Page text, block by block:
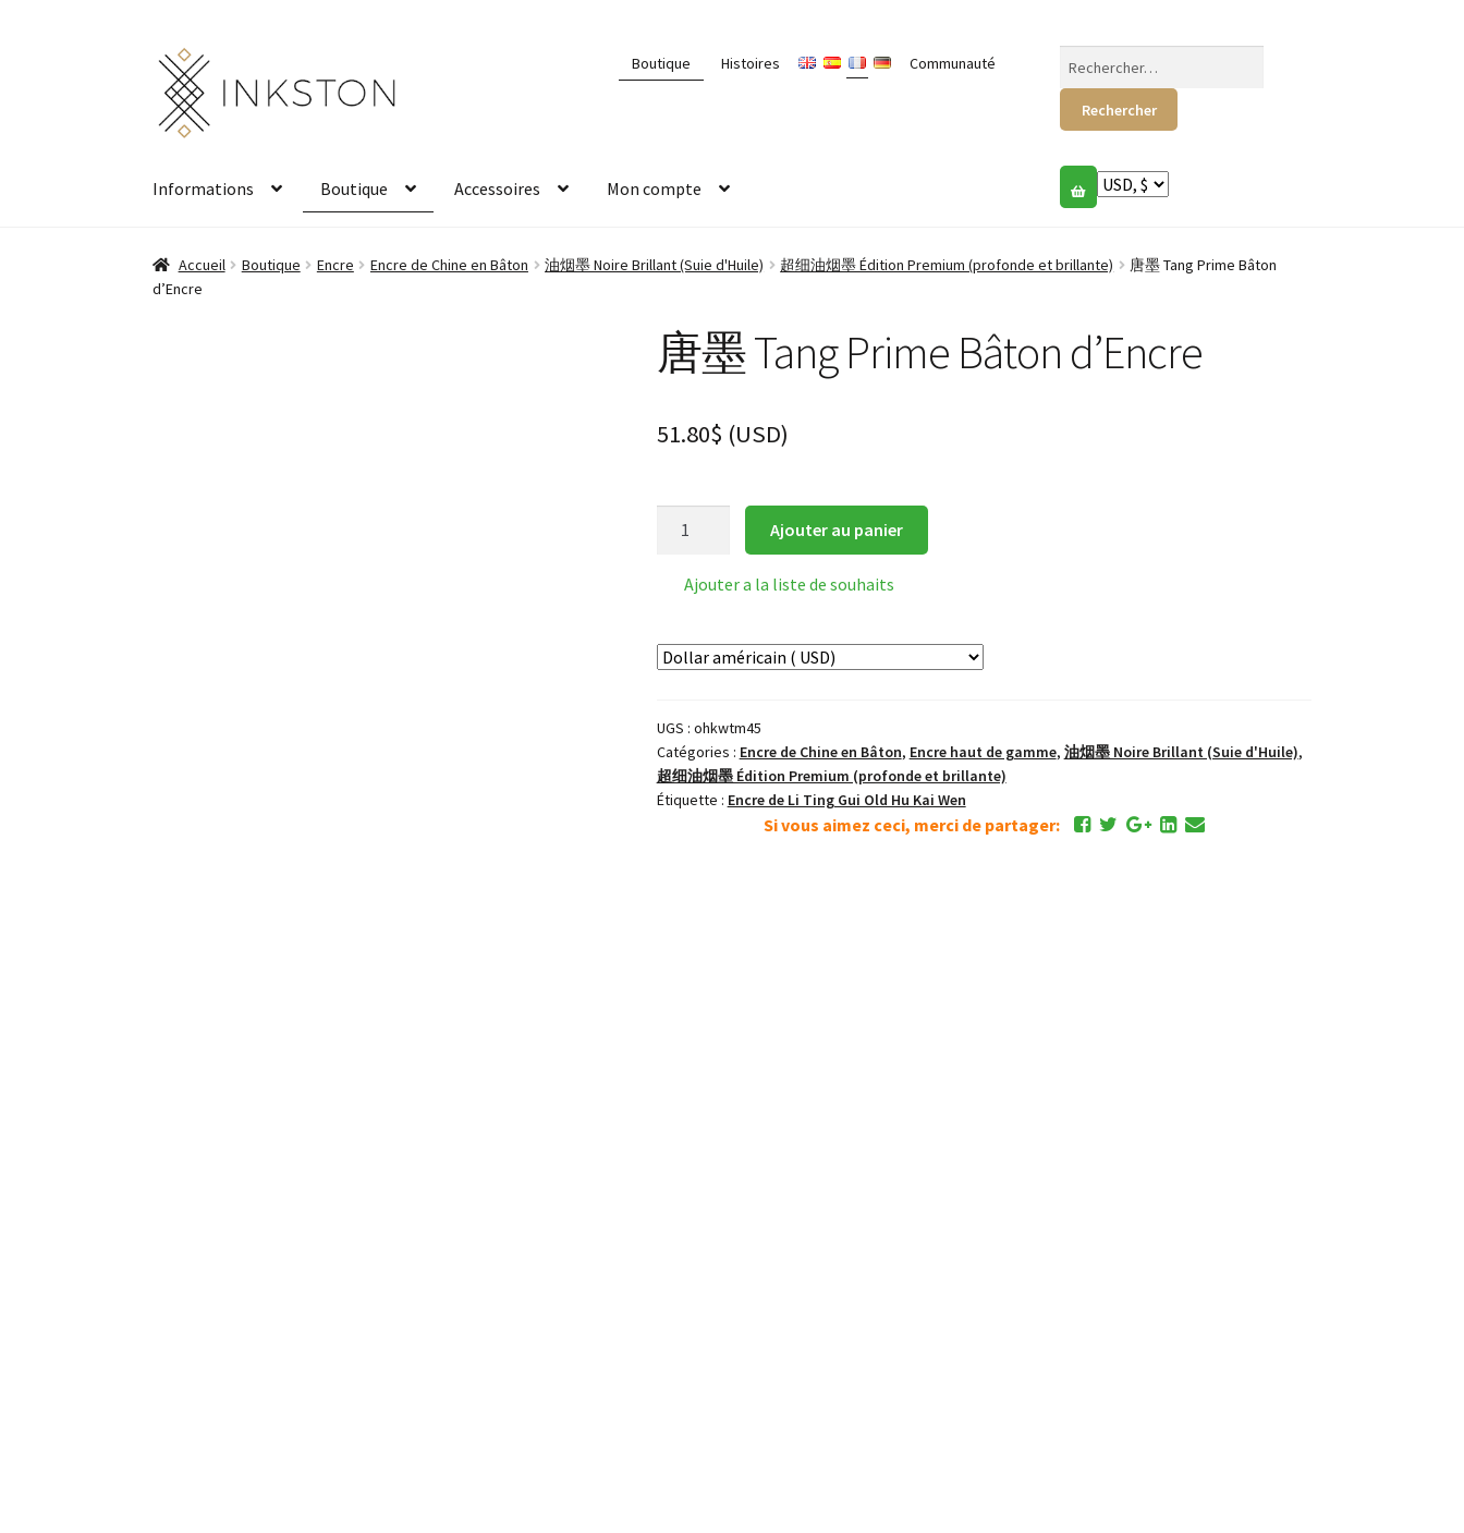
Aller
la
navigation
Aller
au
contenu
Boutique Histoires Communauté
Informations Boutique Accessoires Mon compte
Accueil Boutique Encre Encre de Chine en Bâton 油烟墨 Noire Brillant (Suie d'Huile) 超细油烟墨 Édition Premium (profonde et brillante)
唐墨 Tang Prime Bâton
d’Encre
唐墨 Tang Prime Bâton d’Encre
51.80$ (USD)
Prime
Ajouter au panier
Ajouter a la liste de souhaits
UGS : ohkwtm45
Catégories : Encre de Chine en Bâton, Encre haut de gamme, 油烟墨 Noire Brillant (Suie d'Huile),
超细油烟墨 Édition Premium (profonde et brillante)
Étiquette : Encre de Li Ting Gui Old Hu Kai Wen
Si vous aimez ceci, merci de partager: